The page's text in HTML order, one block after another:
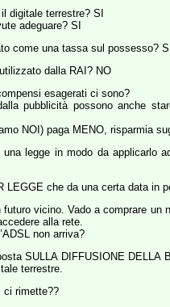
digitale terrestre? SI
adeguare? SI
come una tassa sul possesso?
dalla RAI? NO
esagerati ci sono?
pubblicità possono anche
NOI) paga MENO, risparmia
legge in modo da applicarlo
LEGGE che da una certa data in
futuro vicino. Vado a comprare
alla rete.
non arriva?
SULLA DIFFUSIONE
terrestre.
ci rimette??